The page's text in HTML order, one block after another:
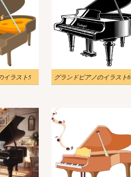
イラスト5 グランドピアノのイラスト6